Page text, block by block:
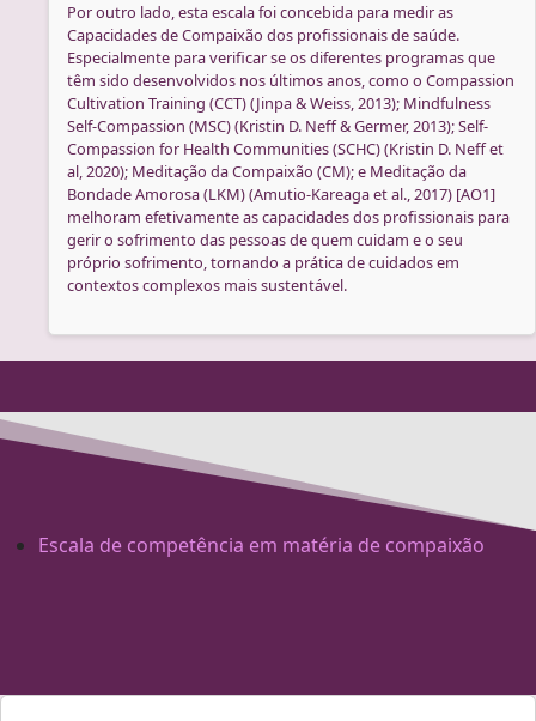
Por outro lado, esta escala foi concebida para medir as
Capacidades de Compaixão dos profissionais de saúde.
Especialmente para verificar se os diferentes programas que
têm sido desenvolvidos nos últimos anos, como o Compassion
Cultivation Training (CCT) (Jinpa & Weiss, 2013); Mindfulness
Self-Compassion (MSC) (Kristin D. Neff & Germer, 2013); Self-
Compassion for Health Communities (SCHC) (Kristin D. Neff et
al, 2020); Meditação da Compaixão (CM); e Meditação da
Bondade Amorosa (LKM) (Amutio-Kareaga et al., 2017) [AO1]
melhoram efetivamente as capacidades dos profissionais para
gerir o sofrimento das pessoas de quem cuidam e o seu
próprio sofrimento, tornando a prática de cuidados em
contextos complexos mais sustentável.
Escala de competência em matéria de compaixão